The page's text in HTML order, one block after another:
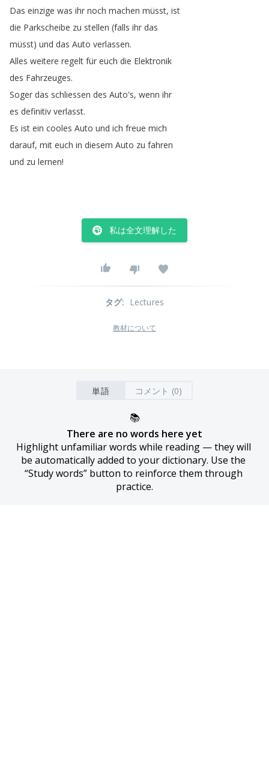
Das einzige was ihr noch machen müsst, ist
die Parkscheibe zu stellen (falls ihr das
müsst) und das Auto verlassen.
Alles weitere regelt für euch die Elektronik
des Fahrzeuges.
Soger das schliessen des Auto's, wenn ihr
es definitiv verlasst.
Es ist ein cooles Auto und ich freue mich
darauf, mit euch in diesem Auto zu fahren
und zu lernen!
私は全文理解した
タグ: Lectures
教材について
単語 コメント (0)
📚
There are no words here yet
Highlight unfamiliar words while reading — they will
be automatically added to your dictionary. Use the
“Study words” button to reinforce them through
practice.